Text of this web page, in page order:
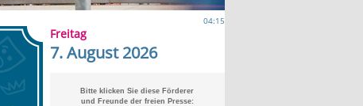
04:15
Freitag
7. August 2026
Bitte klicken Sie diese Förderer
und Freunde der freien Presse: